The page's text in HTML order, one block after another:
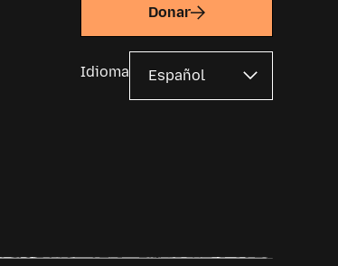
Donar
Idioma